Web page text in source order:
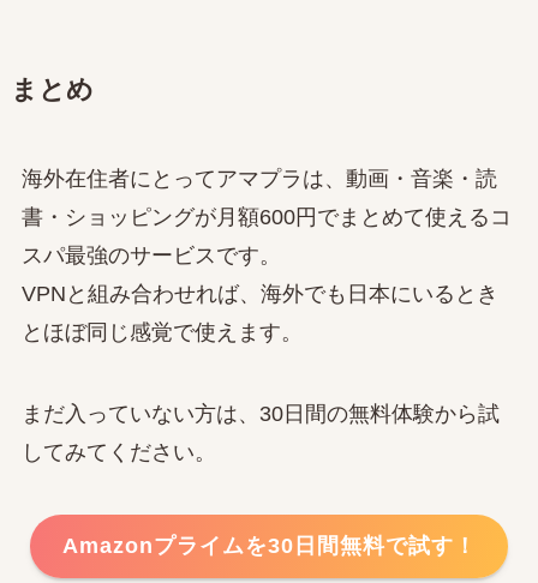
まとめ
海外在住者にとってアマプラは、動画・音楽・読
書・ショッピングが月額600円でまとめて使えるコ
スパ最強のサービスです。
VPNと組み合わせれば、海外でも日本にいるとき
とほぼ同じ感覚で使えます。
まだ入っていない方は、30日間の無料体験から試
してみてください。
Amazonプライムを30日間無料で試す！